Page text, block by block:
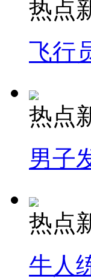
热点
飞行
热点
男子
热点
牛人